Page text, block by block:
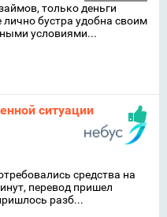
только деньги
бустра удобна своим
условиями...
ситуации
средства на
перевод пришел
разб...